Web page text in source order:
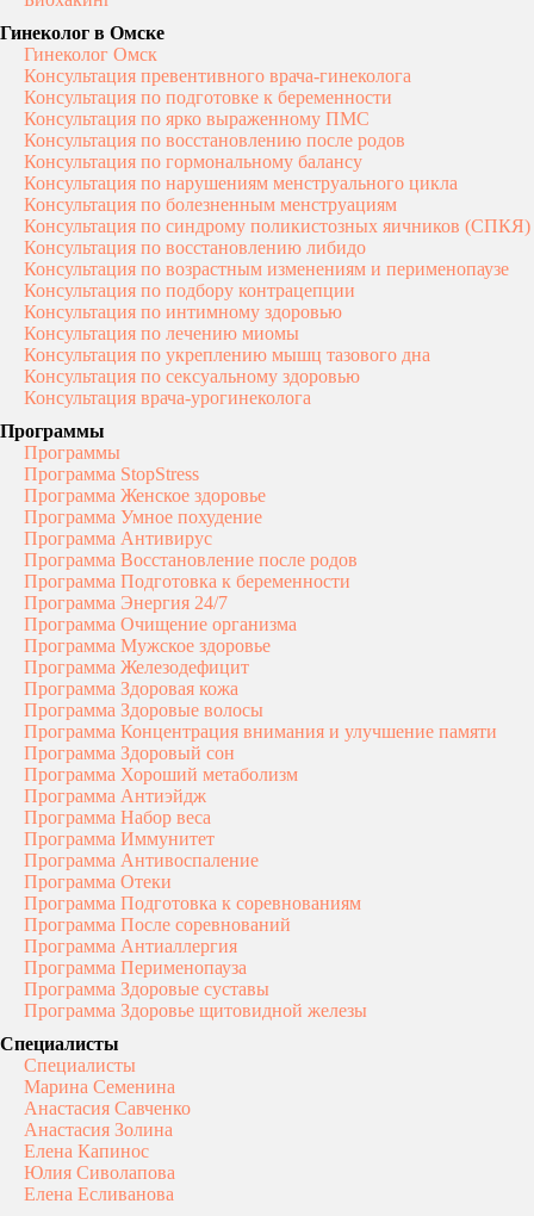
Гинеколог в Омске
Гинеколог Омск
Консультация превентивного врача-гинеколога
Консультация по подготовке к беременности
Консультация по ярко выраженному ПМС
Консультация по восстановлению после родов
Консультация по гормональному балансу
Консультация по нарушениям менструального цикла
Консультация по болезненным менструациям
Консультация по синдрому поликистозных яичников (СПКЯ)
Консультация по восстановлению либидо
Консультация по возрастным изменениям и перименопаузе
Консультация по подбору контрацепции
Консультация по интимному здоровью
Консультация по лечению миомы
Консультация по укреплению мышц тазового дна
Консультация по сексуальному здоровью
Консультация врача-урогинеколога
Программы
Программы
Программа StopStress
Программа Женское здоровье
Программа Умное похудение
Программа Антивирус
Программа Восстановление после родов
Программа Подготовка к беременности
Программа Энергия 24/7
Программа Очищение организма
Программа Мужское здоровье
Программа Железодефицит
Программа Здоровая кожа
Программа Здоровые волосы
Программа Концентрация внимания и улучшение памяти
Программа Здоровый сон
Программа Хороший метаболизм
Программа Антиэйдж
Программа Набор веса
Программа Иммунитет
Программа Антивоспаление
Программа Отеки
Программа Подготовка к соревнованиям
Программа После соревнований
Программа Антиаллергия
Программа Перименопауза
Программа Здоровые суставы
Программа Здоровье щитовидной железы
Специалисты
Специалисты
Марина Семенина
Анастасия Савченко
Анастасия Золина
Елена Капинос
Юлия Сиволапова
Елена Есливанова